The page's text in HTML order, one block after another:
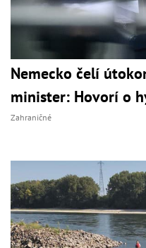
Nemecko čelí
minister: Hovorí o
Zahraničné